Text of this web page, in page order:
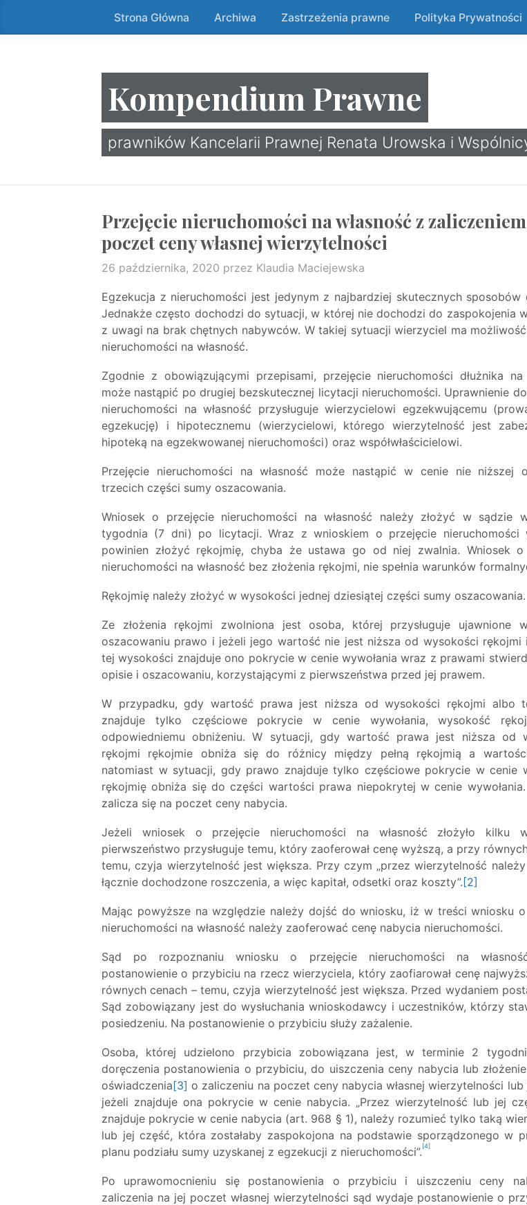
do
Strona Główna Archiwa Zastrzeżenia prawne Polityka Prywatności
Kompendium Prawne
prawników Kancelarii Prawnej Renata Urowska i
Przejęcie nieruchomości na własność z
poczet ceny własnej wierzytelności
26 października, 2020 przez Klaudia Maciejewska
Egzekucja z nieruchomości jest jedynym z najbardziej skutecznych sposobów
Jednakże często dochodzi do sytuacji, w której nie dochodzi do zaspokojenia
z uwagi na brak chętnych nabywców. W takiej sytuacji wierzyciel ma
nieruchomości na własność.
Zgodnie z obowiązującymi przepisami, przejęcie nieruchomości dłużnika na
może nastąpić po drugiej bezskutecznej licytacji nieruchomości. Uprawnienie
nieruchomości na własność przysługuje wierzycielowi egzekwującemu
egzekucję) i hipotecznemu (wierzycielowi, którego wierzytelność jest
hipoteką na egzekwowanej nieruchomości) oraz współwłaścicielowi.
Przejęcie nieruchomości na własność może nastąpić w cenie nie niższej
trzecich części sumy oszacowania.
Wniosek o przejęcie nieruchomości na własność należy złożyć w sądzie
tygodnia (7 dni) po licytacji. Wraz z wnioskiem o przejęcie nieruchomości
powinien złożyć rękojmię, chyba że ustawa go od niej zwalnia. Wniosek o
nieruchomości na własność bez złożenia rękojmi, nie spełnia warunków
Rękojmię należy złożyć w wysokości jednej dziesiątej części sumy oszacowania.
Ze złożenia rękojmi zwolniona jest osoba, której przysługuje ujawnione
oszacowaniu prawo i jeżeli jego wartość nie jest niższa od wysokości rękojmi
tej wysokości znajduje ono pokrycie w cenie wywołania wraz z prawami
opisie i oszacowaniu, korzystającymi z pierwszeństwa przed jej prawem.
W przypadku, gdy wartość prawa jest niższa od wysokości rękojmi albo
znajduje tylko częściowe pokrycie w cenie wywołania, wysokość
odpowiedniemu obniżeniu. W sytuacji, gdy wartość prawa jest niższa od
rękojmi rękojmie obniża się do różnicy między pełną rękojmią a
natomiast w sytuacji, gdy prawo znajduje tylko częściowe pokrycie w cenie
rękojmię obniża się do części wartości prawa niepokrytej w cenie wywołania.
zalicza się na poczet ceny nabycia.
Jeżeli wniosek o przejęcie nieruchomości na własność złożyło kilku
pierwszeństwo przysługuje temu, który zaoferował cenę wyższą, a przy
temu, czyja wierzytelność jest większa. Przy czym „przez wierzytelność
łącznie dochodzone roszczenia, a więc kapitał, odsetki oraz koszty”.[2]
Mając powyższe na względzie należy dojść do wniosku, iż w treści wniosku
nieruchomości na własność należy zaoferować cenę nabycia nieruchomości.
Sąd po rozpoznaniu wniosku o przejęcie nieruchomości na
postanowienie o przybiciu na rzecz wierzyciela, który zaofiarował cenę
równych cenach – temu, czyja wierzytelność jest większa. Przed wydaniem
Sąd zobowiązany jest do wysłuchania wnioskodawcy i uczestników, którzy
posiedzeniu. Na postanowienie o przybiciu służy zażalenie.
Osoba, której udzielono przybicia zobowiązana jest, w terminie 2
doręczenia postanowienia o przybiciu, do uiszczenia ceny nabycia lub
oświadczenia[3] o zaliczeniu na poczet ceny nabycia własnej wierzytelności lub
jeżeli znajduje ona pokrycie w cenie nabycia. „Przez wierzytelność lub jej
znajduje pokrycie w cenie nabycia (art. 968 § 1), należy rozumieć tylko taką
lub jej część, która zostałaby zaspokojona na podstawie sporządzonego w
planu podziału sumy uzyskanej z egzekucji z nieruchomości”.[4]
Po uprawomocnieniu się postanowienia o przybiciu i uiszczeniu ceny
zaliczenia na jej poczet własnej wierzytelności sąd wydaje postanowienie o